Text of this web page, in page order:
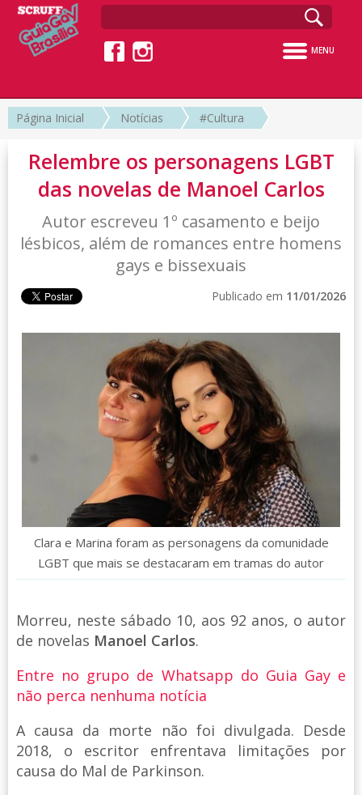
MENU
Página Inicial Notícias #Cultura
Relembre os personagens LGBT
das novelas de Manoel Carlos
Autor escreveu 1º casamento e beijo
lésbicos, além de romances entre homens
gays e bissexuais
Publicado em 11/01/2026
Clara e Marina foram as personagens da comunidade
LGBT que mais se destacaram em tramas do autor
Morreu, neste sábado 10, aos 92 anos, o autor
de novelas Manoel Carlos.
Entre no grupo de Whatsapp do Guia Gay e
não perca nenhuma notícia
A causa da morte não foi divulgada. Desde
2018, o escritor enfrentava limitações por
causa do Mal de Parkinson.